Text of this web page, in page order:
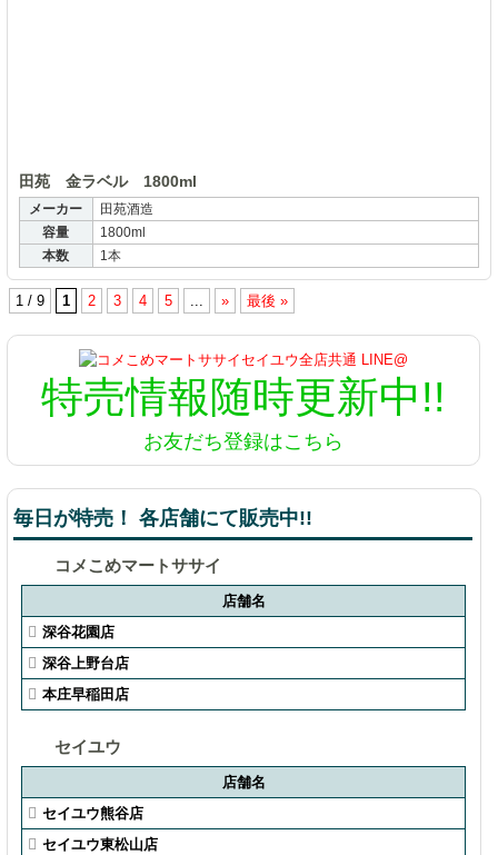
田苑 金ラベル 1800ml
メーカー
田苑酒造
容量
1800ml
本数
1本
1 / 9 1 2 3 4 5 » 最後 »
特売情報随時更新中!!
お友だち登録はこちら
毎日が特売！ 各店舗にて販売中!!
コメこめマートササイ
店舗名
深谷花園店
深谷上野台店
本庄早稲田店
セイユウ
店舗名
セイユウ熊谷店
セイユウ東松山店